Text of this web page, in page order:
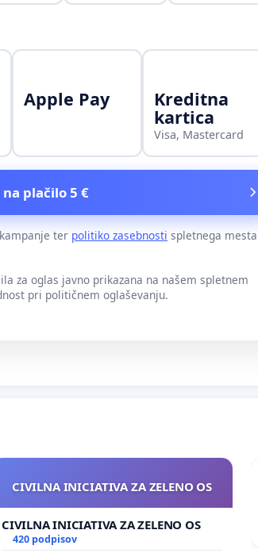
Apple Pay Kreditna
kartica
Visa, Mastercard
plačilo 5 €
ter politiko zasebnosti spletnega mesta
za oglas javno prikazana na našem spletnem
pri političnem oglaševanju.
CIVILNA INICIATIVA ZA ZELENO OS
CIVILNA INICIATIVA ZA ZELENO OS
420 podpisov